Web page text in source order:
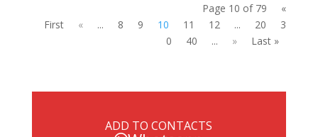
Page 10 of 79
«
First
« ... 8 9 10 11 12 ... 20
3
0
40 ... » Last »
ADD TO CONTACTS